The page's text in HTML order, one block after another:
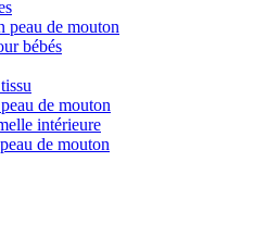
peau de mouton
bébés
de mouton
intérieure
de mouton